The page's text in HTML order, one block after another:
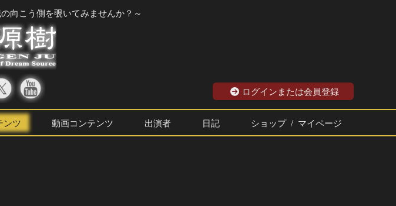
向こう側を覗いてみませんか？～
ログインまたは会員登録
ンツ 動画コンテンツ 出演者 日記 ショップ / マイページ